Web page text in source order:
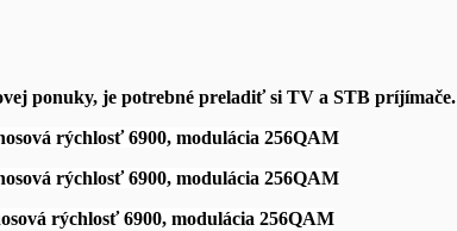
ponuky, je potrebné preladiť si TV a STB príjímače.
rýchlosť 6900, modulácia 256QAM
rýchlosť 6900, modulácia 256QAM
rýchlosť 6900, modulácia 256QAM